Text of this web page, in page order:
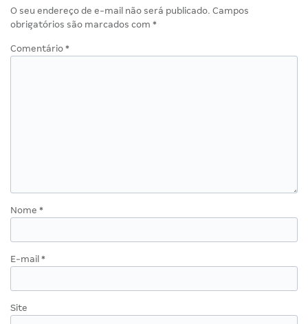
O seu endereço de e-mail não será publicado. Campos
obrigatórios são marcados com *
Comentário *
Nome *
E-mail *
Site